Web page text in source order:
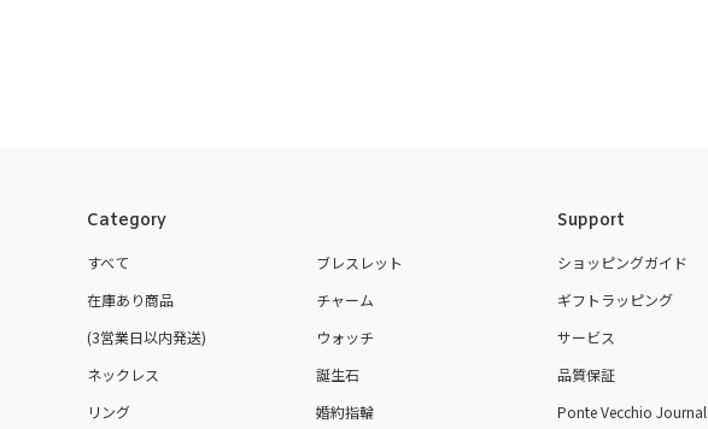
Category
すべて
在庫あり商品
(3営業日以内発送)
ネックレス
リング
ブレスレット
チャーム
ウォッチ
誕生石
婚約指輪
Support
ショッピングガイド
ギフトラッピング
サービス
品質保証
Ponte Vecchio Journal